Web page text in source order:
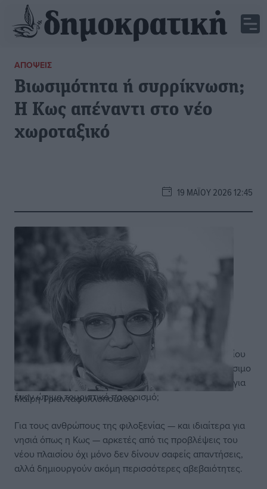
ΑΠΌΨΕΙΣ
Βιωσιμότητα ή συρρίκνωση;
Η Κως απέναντι στο νέο
χωροταξικό
19 ΜΑΪ́ΟΥ 2026 12:45
Μαίρη Τριανταφυλλοπούλου
Η παρουσίαση του νέου Ειδικού Χωροταξικού Πλαισίου
για τον Τουρισμό επαναφέρει στο προσκήνιο ένα κρίσιμο
ερώτημα: τι σημαίνει πραγματικά βιώσιμη ανάπτυξη για
έναν ώριμο τουριστικό προορισμό;
Για τους ανθρώπους της φιλοξενίας — και ιδιαίτερα για
νησιά όπως η Κως — αρκετές από τις προβλέψεις του
νέου πλαισίου όχι μόνο δεν δίνουν σαφείς απαντήσεις,
αλλά δημιουργούν ακόμη περισσότερες αβεβαιότητες.